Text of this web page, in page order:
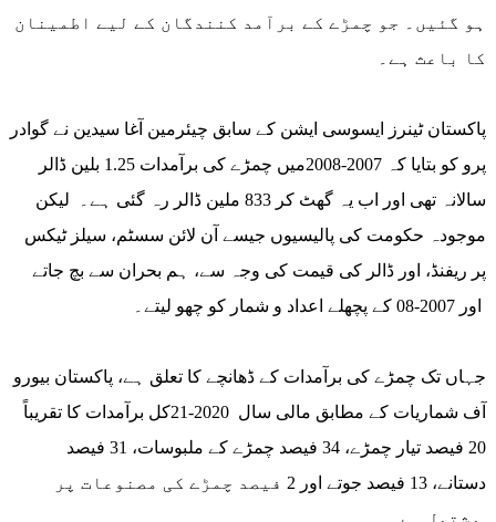
ہو گئیں۔ جو چمڑے کے برآمد کنندگان کے لیے اطمینان
کا باعث ہے۔
پاکستان ٹینرز ایسوسی ایشن کے سابق چیئرمین آغا سیدین نے گوادر
پرو کو بتایا کہ 2007-2008میں چمڑے کی برآمدات 1.25 بلین ڈالر
سالانہ تھی اور اب یہ گھٹ کر 833 ملین ڈالر رہ گئی ہے۔ لیکن
موجودہ حکومت کی پالیسیوں جیسے آن لائن سسٹم، سیلز ٹیکس
پر ریفنڈ، اور ڈالر کی قیمت کی وجہ سے، ہم بحران سے بچ جاتے
جہاں تک چمڑے کی برآمدات کے ڈھانچے کا تعلق ہے، پاکستان بیورو
آف شماریات کے مطابق مالی سال 2020-21کل برآمدات کا تقریباً
20 فیصد تیار چمڑے، 34 فیصد چمڑے کے ملبوسات، 31 فیصد
دستانے، 13 فیصد جوتے اور 2 فیصد چمڑے کی مصنوعات پر